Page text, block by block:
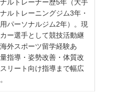
ルトレーナー歴5年（大手
ルトレーニングジム3年・
パーソナルジム2年）。現
ー選手として競技活動継
外スポーツ留学経験あ
指導・姿勢改善・体質改
リート向け指導まで幅広